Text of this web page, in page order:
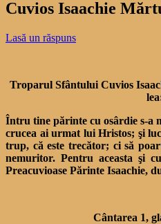
Cuvios Isaachie
Lasă un răspuns
Troparul Sfântului Cuvios
Întru tine părinte cu osârdie s-a
crucea ai urmat lui Hristos; şi
trup, că este trecător; ci să
nemuritor. Pentru aceasta şi
Preacuvioase Părinte Isaachie,
Cântarea 1,